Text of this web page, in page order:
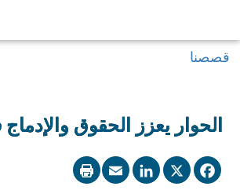
قصصنا
الحوار يعزز الحقوق والإدماج
Facebook
X
LinkedIn
Email